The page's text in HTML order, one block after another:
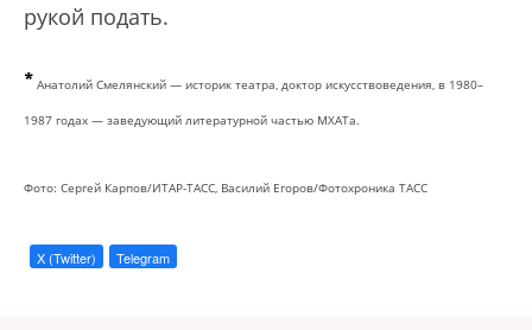
рукой подать.
* Анатолий Смелянский — историк театра, доктор искусствоведения, в 1980–
1987 годах — заведующий литературной частью МХАТа.
Фото: Сергей Карпов/ИТАР-ТАСС, Василий Егоров/Фотохроника ТАСС
X (Twitter) Telegram